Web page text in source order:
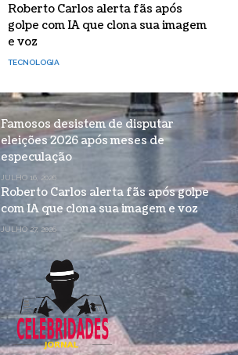
Roberto Carlos alerta fãs após
golpe com IA que clona sua imagem
e voz
TECNOLOGIA
Famosos desistem de disputar
eleições 2026 após meses de
especulação
JULHO 16, 2026
Roberto Carlos alerta fãs após golpe
com IA que clona sua imagem e voz
JULHO 27, 2026